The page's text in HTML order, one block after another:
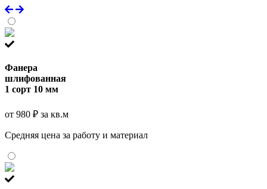
Фанера
шлифованная
1 сорт 10 мм
от 980 ₽ за кв.м
Средняя цена за работу и материал